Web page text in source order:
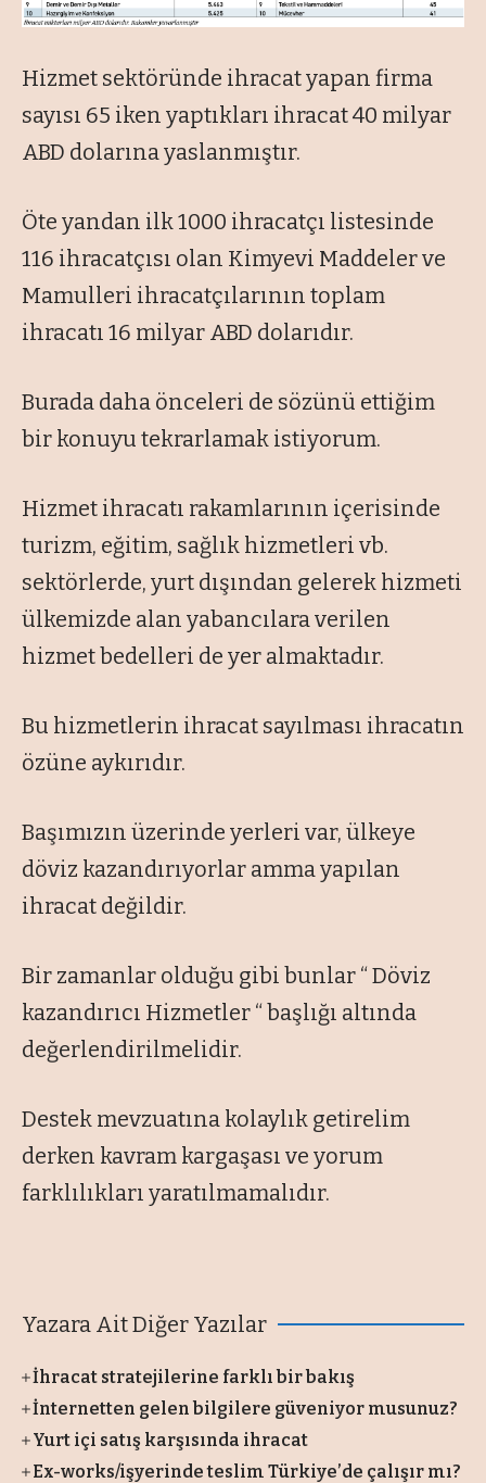
Hizmet sektöründe ihracat yapan firma
sayısı 65 iken yaptıkları ihracat 40 milyar
ABD dolarına yaslanmıştır.
Öte yandan ilk 1000 ihracatçı listesinde
116 ihracatçısı olan Kimyevi Maddeler ve
Mamulleri ihracatçılarının toplam
ihracatı 16 milyar ABD dolarıdır.
Burada daha önceleri de sözünü ettiğim
bir konuyu tekrarlamak istiyorum.
Hizmet ihracatı rakamlarının içerisinde
turizm, eğitim, sağlık hizmetleri vb.
sektörlerde, yurt dışından gelerek hizmeti
ülkemizde alan yabancılara verilen
hizmet bedelleri de yer almaktadır.
Bu hizmetlerin ihracat sayılması ihracatın
özüne aykırıdır.
Başımızın üzerinde yerleri var, ülkeye
döviz kazandırıyorlar amma yapılan
ihracat değildir.
Bir zamanlar olduğu gibi bunlar “ Döviz
kazandırıcı Hizmetler “ başlığı altında
değerlendirilmelidir.
Destek mevzuatına kolaylık getirelim
derken kavram kargaşası ve yorum
farklılıkları yaratılmamalıdır.
Yazara Ait Diğer Yazılar
İhracat stratejilerine farklı bir bakış
İnternetten gelen bilgilere güveniyor musunuz?
Yurt içi satış karşısında ihracat
Ex-works/işyerinde teslim Türkiye’de çalışır mı?